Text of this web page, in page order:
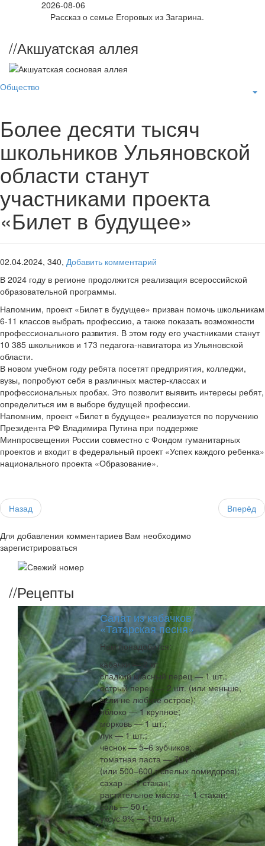
2026-08-06
Рассказ о семье Егоровых из Загарина.
//Акшуатская аллея
Общество
Более десяти тысяч
школьников Ульяновской
области станут
участниками проекта
«Билет в будущее»
02.04.2024, 340, Добавить комментарий
В 2024 году в регионе продолжится реализация всероссийской
образовательной программы.
Напомним, проект «Билет в будущее» призван помочь школьникам
6-11 классов выбрать профессию, а также показать возможности
профессионального развития. В этом году его участниками станут
10 385 школьников и 173 педагога-навигатора из Ульяновской
области.
В новом учебном году ребята посетят предприятия, колледжи,
вузы, попробуют себя в различных мастер-классах и
профессиональных пробах. Это позволит выявить интересы ребят,
определиться им в выборе будущей профессии.
Напомним, проект «Билет в будущее» реализуется по поручению
Президента РФ Владимира Путина при поддержке
Минпросвещения России совместно с Фондом гуманитарных
проектов и входит в федеральный проект «Успех каждого ребенка»
национального проекта «Образование».
Назад Вперёд
Для добавления комментариев Вам необходимо
зарегистрироваться
//Рецепты
Салат из кабачков
«Татарская песня»
Нам понадобится:
кабачки — 2 кг;
сладкий красный перец — 1 шт.;
острый перец — 2 шт. (или меньше,
если не любите острое);
яблоко — 1 крупное;
морковь — 1 шт.;
лук — 1 шт.;
чеснок — 5–6 зубчиков;
томатная паста — 70 г
(или 500–600 г спелых помидоров);
сахар — 1 стакан;
растительное масло — 1 стакан;
соль — 50 г;
уксус 9% — 100 мл.